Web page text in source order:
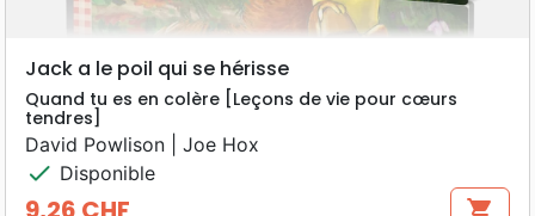
Jack a le poil qui se hérisse
Quand tu es en colère [Leçons de vie pour cœurs
tendres]
David Powlison | Joe Hox
check Disponible
shopping_cart